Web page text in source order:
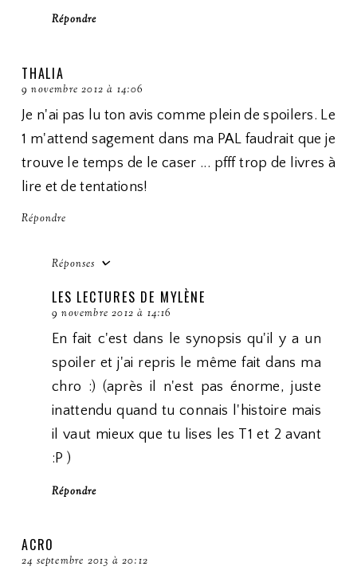
Répondre
THALIA
9 novembre 2012 à 14:06
Je n'ai pas lu ton avis comme plein de spoilers. Le
1 m'attend sagement dans ma PAL faudrait que je
trouve le temps de le caser ... pfff trop de livres à
lire et de tentations!
Répondre
Réponses
LES LECTURES DE MYLÈNE
9 novembre 2012 à 14:16
En fait c'est dans le synopsis qu'il y a un
spoiler et j'ai repris le même fait dans ma
chro :) (après il n'est pas énorme, juste
inattendu quand tu connais l'histoire mais
il vaut mieux que tu lises les T1 et 2 avant
:P )
Répondre
ACR0
24 septembre 2013 à 20:12